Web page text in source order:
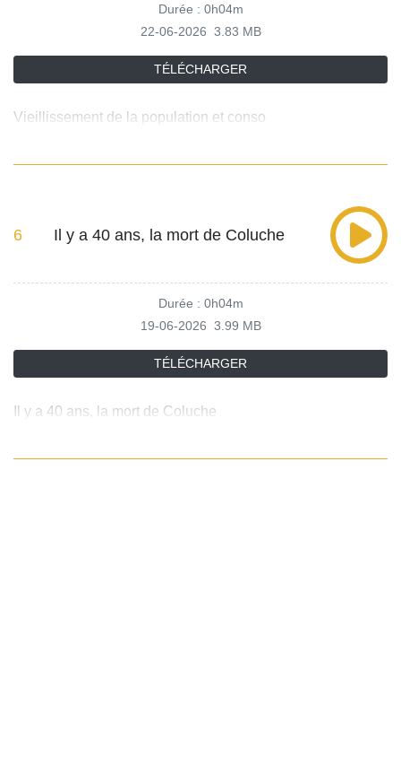
Durée : 0h04m
22-06-2026 3.83 MB
TÉLÉCHARGER
Vieillissement de la population et conso
6 Il y a 40 ans, la mort de Coluche
Durée : 0h04m
19-06-2026 3.99 MB
TÉLÉCHARGER
Il y a 40 ans, la mort de Coluche